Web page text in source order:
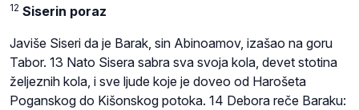
12 Siserin poraz
Javiše Siseri da je Barak, sin Abinoamov, izašao na goru
Tabor. 13 Nato Sisera sabra sva svoja kola, devet stotina
željeznih kola, i sve ljude koje je doveo od Harošeta
Poganskog do Kišonskog potoka. 14 Debora reče Baraku: